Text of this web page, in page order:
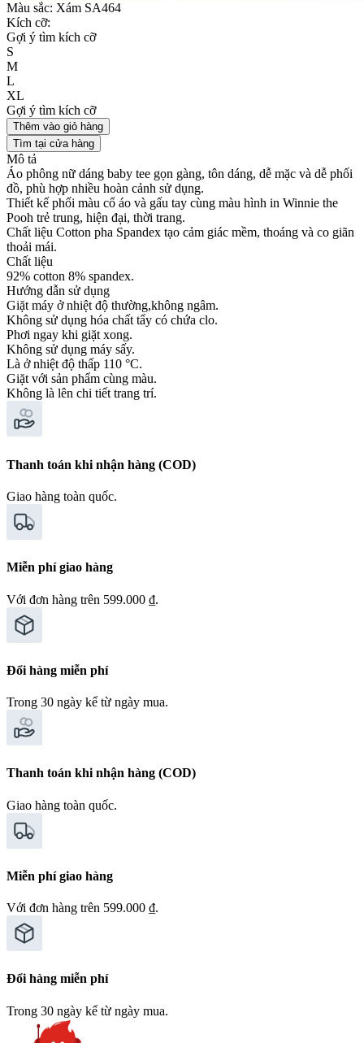
Màu sắc: Xám SA464
Kích cỡ:
Gợi ý tìm kích cỡ
S
M
L
XL
Gợi ý tìm kích cỡ
Thêm vào giỏ hàng
Tìm tại cửa hàng
Mô tả
Áo phông nữ dáng baby tee gọn gàng, tôn dáng, dễ mặc và dễ phối
đồ, phù hợp nhiều hoàn cảnh sử dụng.
Thiết kế phối màu cổ áo và gấu tay cùng màu hình in Winnie the
Pooh trẻ trung, hiện đại, thời trang.
Chất liệu Cotton pha Spandex tạo cảm giác mềm, thoáng và co giãn
thoải mái.
Chất liệu
92% cotton 8% spandex.
Hướng dẫn sử dụng
Giặt máy ở nhiệt độ thường,không ngâm.
Không sử dụng hóa chất tẩy có chứa clo.
Phơi ngay khi giặt xong.
Không sử dụng máy sấy.
Là ở nhiệt độ thấp 110 °C.
Giặt với sản phẩm cùng màu.
Không là lên chi tiết trang trí.
Thanh toán khi nhận hàng (COD)
Giao hàng toàn quốc.
Miễn phí giao hàng
Với đơn hàng trên 599.000 ₫.
Đổi hàng miễn phí
Trong 30 ngày kể từ ngày mua.
Thanh toán khi nhận hàng (COD)
Giao hàng toàn quốc.
Miễn phí giao hàng
Với đơn hàng trên 599.000 ₫.
Đổi hàng miễn phí
Trong 30 ngày kể từ ngày mua.